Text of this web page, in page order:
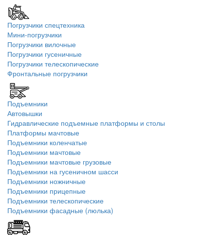
Погрузчики спецтехника
Мини-погрузчики
Погрузчики вилочные
Погрузчики гусеничные
Погрузчики телескопические
Фронтальные погрузчики
Подъемники
Автовышки
Гидравлические подъемные платформы и столы
Платформы мачтовые
Подъемники коленчатые
Подъемники мачтовые
Подъемники мачтовые грузовые
Подъемники на гусеничном шасси
Подъемники ножничные
Подъемники прицепные
Подъемники телескопические
Подъемники фасадные (люлька)